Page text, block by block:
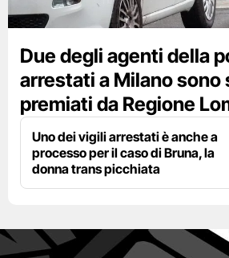
Due degli agenti della
arrestati a Milano sono
premiati da Regione
Uno dei vigili arrestati è anche a
processo per il caso di Bruna, la
donna trans picchiata